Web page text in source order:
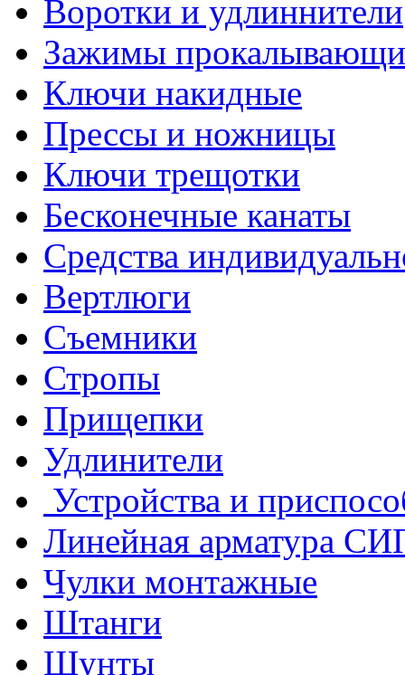
Воротки и удлиннители
Зажимы
Ключи накидные
Прессы и ножницы
Ключи трещотки
Бесконечные канаты
Средства
Вертлюги
Съемники
Стропы
Прищепки
Удлинители
Устройства и
Линейная арматура
Чулки монтажные
Штанги
Шунты